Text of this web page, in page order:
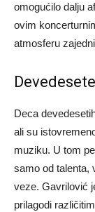
omogućilo dalju
ovim
atmosferu
Deca
ali su
muziku. U tom
samo od talenta,
veze. Gavrilović
prilagodi